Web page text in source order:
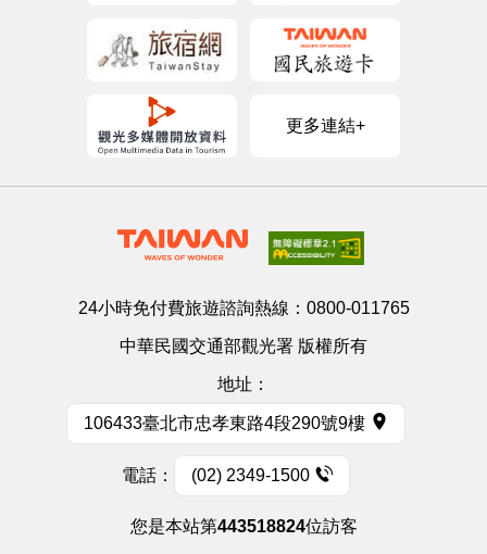
更多連結+
24小時免付費旅遊諮詢熱線： 0800-011765
中華民國交通部觀光署 版權所有
地址：
106433臺北市忠孝東路4段290號9樓
電話： (02) 2349-1500
您是本站第443518824位訪客